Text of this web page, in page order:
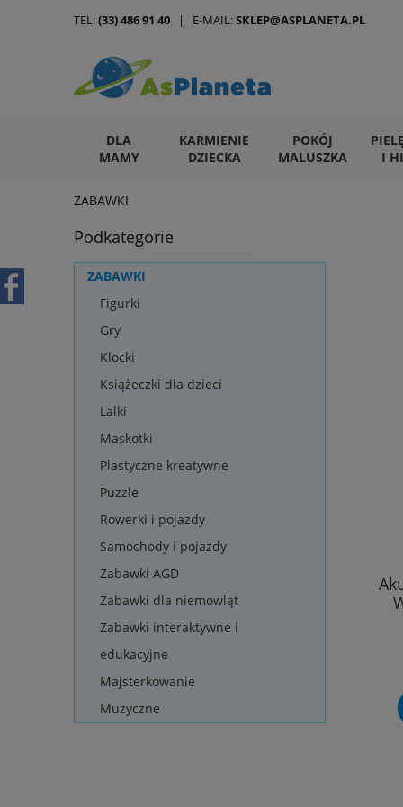
DLA
MAMY
KARMIENIE
DZIECKA
POKÓJ
MALUSZKA
I
ARTYKUŁY DLA ZWIERZĄT
ZABAWKI
TEL:(33) 486 91 40 | E-MAIL:SKLEP@ASPLANETA.PL
Podkategorie
ZABAWKI
Figurki
Gry
Klocki
Książeczki dla dzieci
Lalki
Maskotki
Plastyczne kreatywne
Puzzle
Rowerki i pojazdy
Samochody i pojazdy
Zabawki AGD
Zabawki dla niemowląt
Zabawki interaktywne i
edukacyjne
Majsterkowanie
Muzyczne